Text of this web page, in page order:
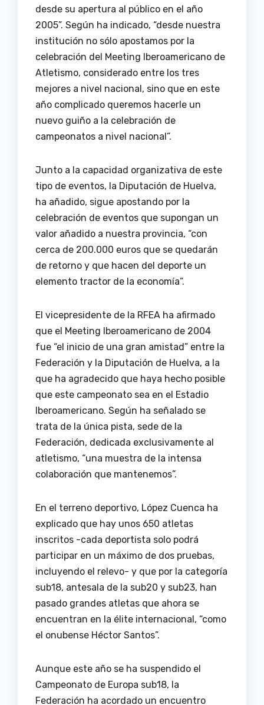
desde su apertura al público en el año
2005”. Según ha indicado, “desde nuestra
institución no sólo apostamos por la
celebración del Meeting Iberoamericano de
Atletismo, considerado entre los tres
mejores a nivel nacional, sino que en este
año complicado queremos hacerle un
nuevo guiño a la celebración de
campeonatos a nivel nacional”.
Junto a la capacidad organizativa de este
tipo de eventos, la Diputación de Huelva,
ha añadido, sigue apostando por la
celebración de eventos que supongan un
valor añadido a nuestra provincia, “con
cerca de 200.000 euros que se quedarán
de retorno y que hacen del deporte un
elemento tractor de la economía”.
El vicepresidente de la RFEA ha afirmado
que el Meeting Iberoamericano de 2004
fue “el inicio de una gran amistad” entre la
Federación y la Diputación de Huelva, a la
que ha agradecido que haya hecho posible
que este campeonato sea en el Estadio
Iberoamericano. Según ha señalado se
trata de la única pista, sede de la
Federación, dedicada exclusivamente al
atletismo, “una muestra de la intensa
colaboración que mantenemos”.
En el terreno deportivo, López Cuenca ha
explicado que hay unos 650 atletas
inscritos -cada deportista solo podrá
participar en un máximo de dos pruebas,
incluyendo el relevo- y que por la categoría
sub18, antesala de la sub20 y sub23, han
pasado grandes atletas que ahora se
encuentran en la élite internacional, “como
el onubense Héctor Santos”.
Aunque este año se ha suspendido el
Campeonato de Europa sub18, la
Federación ha acordado un encuentro